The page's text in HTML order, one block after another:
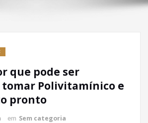
que pode ser
Polivitamínico e
pronto
em Sem categoria